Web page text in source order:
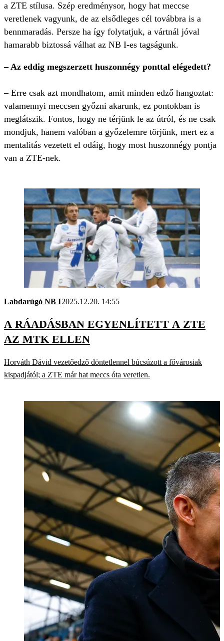
a ZTE stílusa. Szép eredménysor, hogy hat meccse
veretlenek vagyunk, de az elsődleges cél továbbra is a
bennmaradás. Persze ha így folytatjuk, a vártnál jóval
hamarabb biztossá válhat az NB I-es tagságunk.
– Az eddig megszerzett huszonnégy ponttal elégedett?
– Erre csak azt mondhatom, amit minden edző hangoztat:
valamennyi meccsen győzni akarunk, ez pontokban is
meglátszik. Fontos, hogy ne térjünk le az útról, és ne csak
mondjuk, hanem valóban a győzelemre törjünk, mert ez a
mentalitás vezetett el odáig, hogy most huszonnégy pontja
van a ZTE-nek.
Labdarúgó NB I2025.12.20. 14:55
A RÁADÁSBAN EGYENLÍTETT A ZTE
AZ MTK ELLEN
Horváth Dávid vezetőedző döntetlennel búcsúzott a fővárosiak
kispadjától; a ZTE már hat meccs óta veretlen.